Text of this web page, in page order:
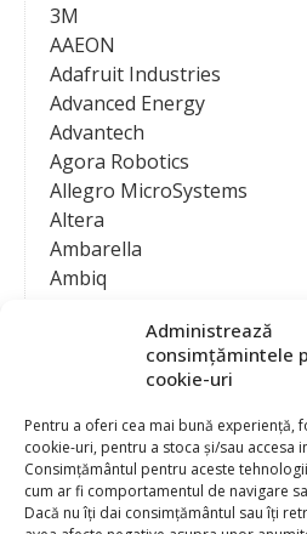
Administrează
consimțămintele
cookie-uri
Pentru a oferi cea mai bună experiență,
cookie-uri, pentru a stoca și/sau
Consimțământul pentru aceste
cum ar fi comportamentul de navigare
Dacă nu îți dai consimțământul sau îți
3M
AAEON
Adafruit Industries
Advanced Energy
Advantech
Agora Robotics
Allegro MicroSystems
Altera
Ambarella
Ambiq
Analog Devices
Anritsu Corporation
Ansys
APS
Arduino
Arm